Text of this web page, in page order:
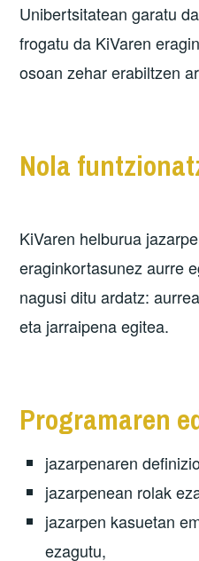
Unibertsitatean garatu
frogatu da KiVaren
osoan zehar erabiltzen
Nola
KiVaren helburua
eraginkortasunez aurre
nagusi ditu ardatz:
eta jarraipena egitea.
Programaren
jazarpenaren
jazarpenean rolak
jazarpen kasuetan
ezagutu,